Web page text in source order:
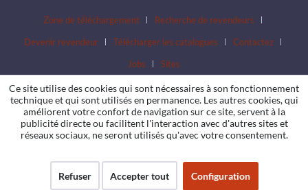
Zone de téléchargement
Recherche de revendeurs
Devenir revendeur
Télécharger les catalogues
Contactez
Jobs
Sites
Ce site utilise des cookies qui sont nécessaires à son fonctionnement
technique et qui sont utilisés en permanence. Les autres cookies, qui
améliorent votre confort de navigation sur ce site, servent à la
publicité directe ou facilitent l'interaction avec d'autres sites et
réseaux sociaux, ne seront utilisés qu'avec votre consentement.
Refuser Accepter tout Configuration